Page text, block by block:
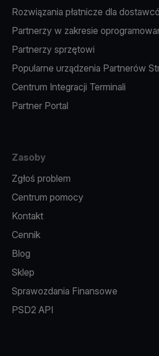
Rozwiązania płatnicze dla
Partnerzy w zakresie
Partnerzy sprzętowi
Popularne urządzenia Partnerów
Centrum Integracji Terminali
Partner Portal
Zasoby
Zgłoś problem
Centrum pomocy
Kontakt
Cennik
Blog
Sklep
Sprawozdania Finansowe
PSD2 API